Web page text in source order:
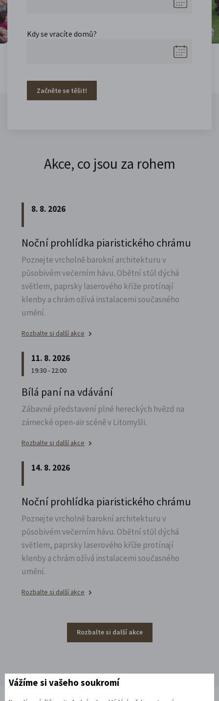
Kdy se vracíte domů?
Začněte se těšit!
Akce, co jsou za rohem
8. 8. 2026
Noční prohlídka piaristického chrámu
Poznejte vrcholně barokní architekturu v
působivém večerním hávu. Obětní stůl dýchá
světlem, paprsky laserového kříže protínají
klenby a chrám ožívá instalacemi současného
umění.
Rozbalte si další akce
11. 8. 2026
19:30 - 22:00
Bílá paní na vdávání
Zábavné představení plné hereckých hvězd na
zámecké open-air scéně v Litomyšli.
Rozbalte si další akce
14. 8. 2026
Noční prohlídka piaristického chrámu
Poznejte vrcholně barokní architekturu v
působivém večerním hávu. Obětní stůl dýchá
světlem, paprsky laserového kříže protínají
klenby a chrám ožívá instalacemi současného
umění.
Rozbalte si další akce
Rozbalte si další akce
Vážíme si vašeho soukromí